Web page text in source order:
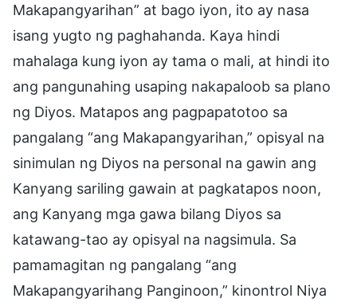
Makapangyarihan” at bago iyon, ito ay nasa
isang yugto ng paghahanda. Kaya hindi
mahalaga kung iyon ay tama o mali, at hindi ito
ang pangunahing usaping nakapaloob sa plano
ng Diyos. Matapos ang pagpapatotoo sa
pangalang “ang Makapangyarihan,” opisyal na
sinimulan ng Diyos na personal na gawin ang
Kanyang sariling gawain at pagkatapos noon,
ang Kanyang mga gawa bilang Diyos sa
katawang-tao ay opisyal na nagsimula. Sa
pamamagitan ng pangalang “ang
Makapangyarihang Panginoon,” kinontrol Niya